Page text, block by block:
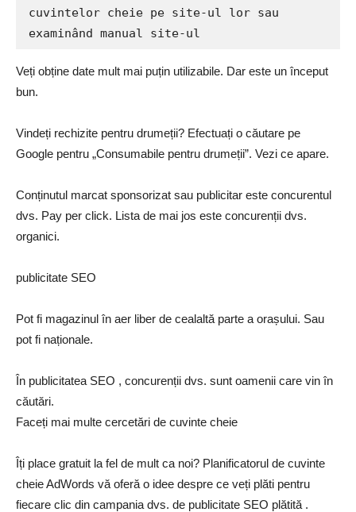
cuvintelor cheie pe site-ul lor sau
examinând manual site-ul
Veți obține date mult mai puțin utilizabile. Dar este un început
bun.
Vindeți rechizite pentru drumeții? Efectuați o căutare pe
Google pentru „Consumabile pentru drumeții”. Vezi ce apare.
Conținutul marcat sponsorizat sau publicitar este concurentul
dvs. Pay per click. Lista de mai jos este concurenții dvs.
organici.
publicitate SEO
Pot fi magazinul în aer liber de cealaltă parte a orașului. Sau
pot fi naționale.
În publicitatea SEO , concurenții dvs. sunt oamenii care vin în
căutări.
Faceți mai multe cercetări de cuvinte cheie
Îți place gratuit la fel de mult ca noi? Planificatorul de cuvinte
cheie AdWords vă oferă o idee despre ce veți plăti pentru
fiecare clic din campania dvs. de publicitate SEO plătită .